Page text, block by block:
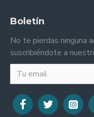
Boletín
No te pierdas ninguna
suscribiéndote a